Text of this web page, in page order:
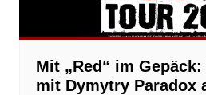
Mit „Red“ im
mit Dymytry Paradox